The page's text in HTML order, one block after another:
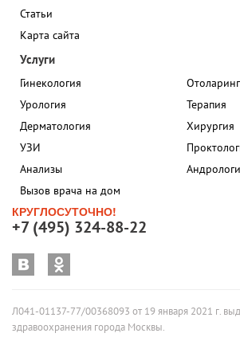
Статьи
Карта сайта
Услуги
Гинекология
Урология
Дерматология
УЗИ
Анализы
Вызов врача на дом
Терапия
Хирургия
КРУГЛОСУТОЧНО!
+7 (495) 324-88-22
Л041-01137-77/00368093 от 19 января 2021 г.
здравоохранения города Москвы.